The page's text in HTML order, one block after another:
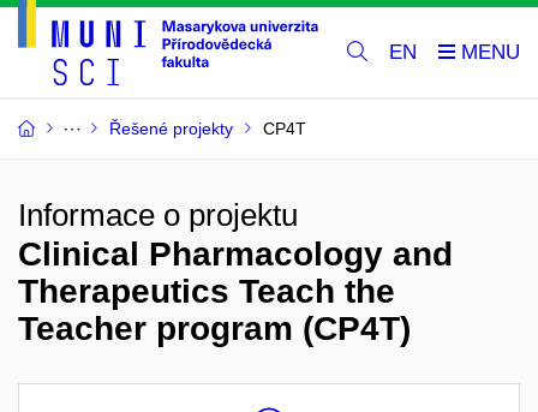
EN
Řešené projekty CP4T
Informace o projektu
Clinical Pharmacology and
Therapeutics Teach the
Teacher program (CP4T)